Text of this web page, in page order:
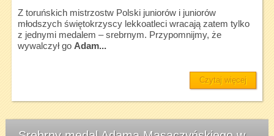
Z toruńskich mistrzostw Polski juniorów i juniorów
młodszych świętokrzyscy lekkoatleci wracają zatem tylko
z jednymi medalem – srebrnym. Przypomnijmy, że
wywalczył go Adam...
Czytaj więcej